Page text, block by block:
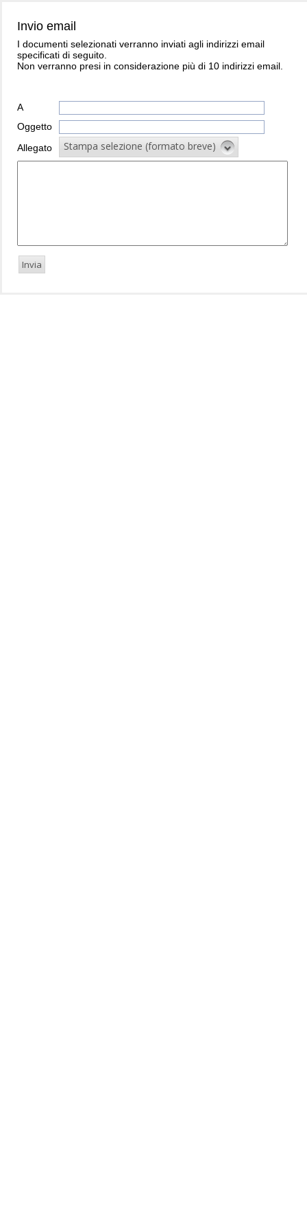
Invio email
I documenti selezionati verranno inviati agli indirizzi email
specificati di seguito.
Non verranno presi in considerazione più di 10 indirizzi email.
A
Oggetto
Allegato
Stampa selezione (formato breve)